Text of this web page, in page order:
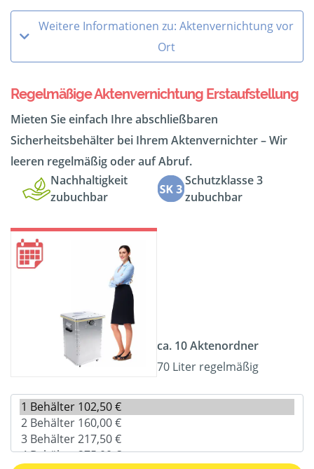
Weitere Informationen zu: Aktenvernichtung vor
Ort
Regelmäßige Aktenvernichtung Erstaufstellung
Mieten Sie einfach Ihre abschließbaren
Sicherheitsbehälter bei Ihrem Aktenvernichter – Wir
leeren regelmäßig oder auf Abruf.
Nachhaltigkeit
zubuchbar
Schutzklasse 3
zubuchbar
ca. 10 Aktenordner
70 Liter regelmäßig